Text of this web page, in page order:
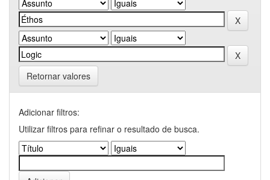
Retornar valores
Adicionar filtros:
Utilizar filtros para refinar o resultado de busca.